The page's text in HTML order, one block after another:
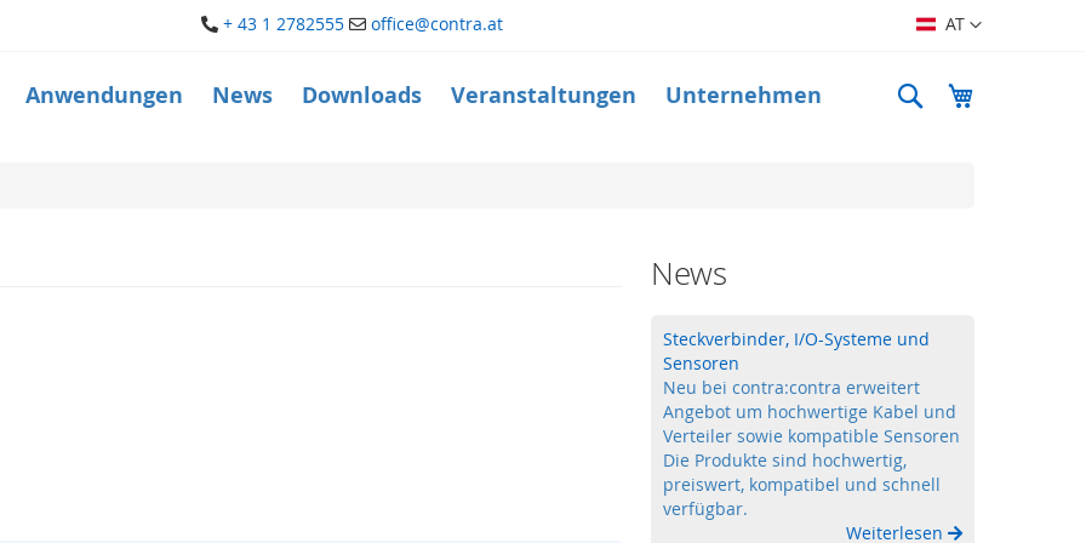
+ 43 1 2782555 office@contra.at Sprache
AT
Anwendungen News Downloads Veranstaltungen Unternehmen Suche
News
Steckverbinder, I/O-Systeme und
Sensoren
Neu bei contra:contra erweitert
Angebot um hochwertige Kabel und
Verteiler sowie kompatible Sensoren
Die Produkte sind hochwertig,
preiswert, kompatibel und schnell
verfügbar.
Weiterlesen